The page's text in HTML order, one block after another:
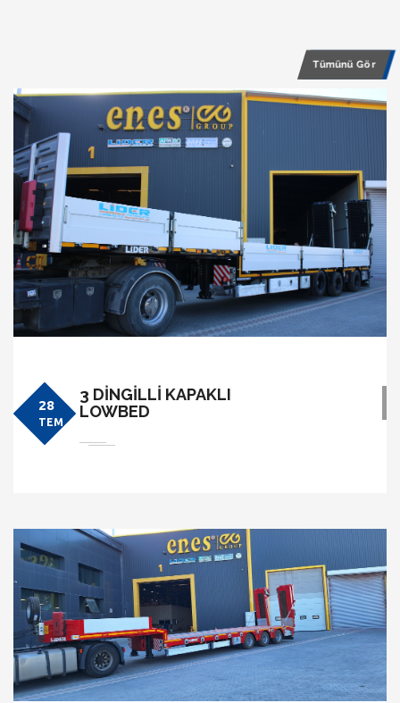
Tümünü Gör
3 DİNGİLLİ KAPAKLI
LOWBED
28
TEM